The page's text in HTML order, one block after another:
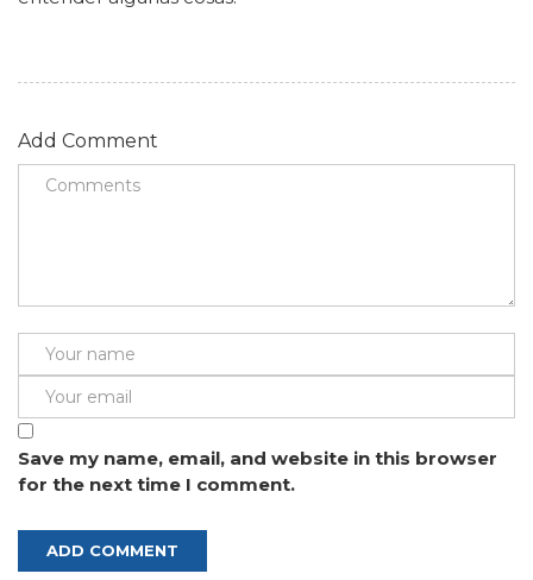
Add Comment
Save my name, email, and website in this browser
for the next time I comment.